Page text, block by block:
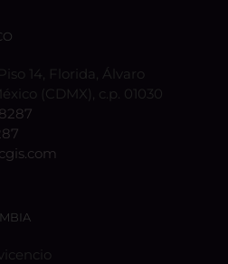
14, Florida, Álvaro
(CDMX), c.p. 01030